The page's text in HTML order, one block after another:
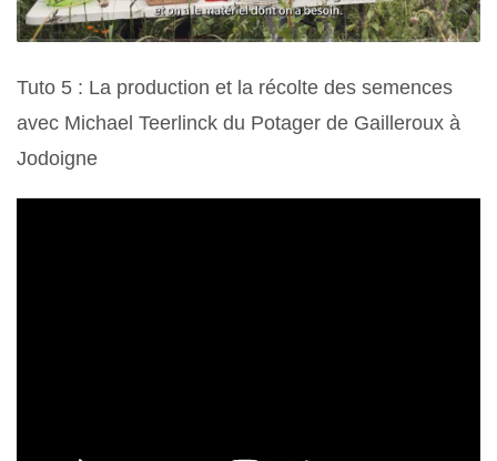
Tuto 5 : La production et la récolte des semences
avec Michael Teerlinck du Potager de Gailleroux à
Jodoigne